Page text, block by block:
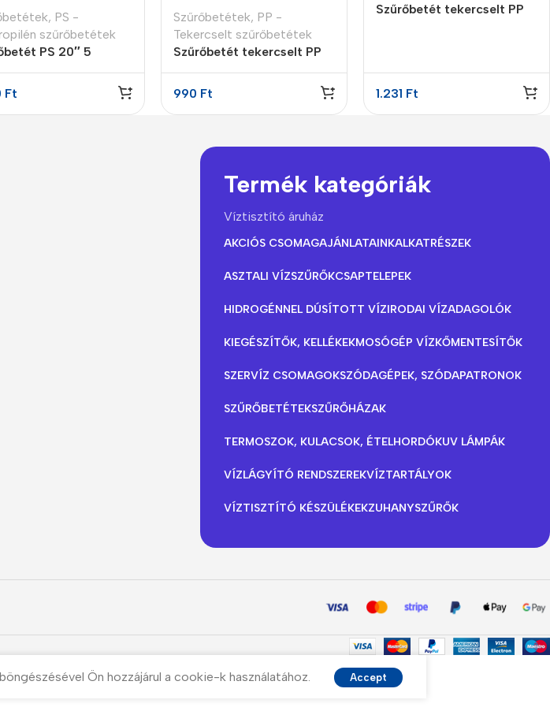
, PS -
szűrőbetétek
PS 20″ 5
Ft
Szűrőbetétek, PP -
Tekercselt szűrőbetétek
Szűrőbetét tekercselt PP
10″ 5 micron
990 Ft
Szűrőbetét tekercselt PP
1.231 Ft
Termék kategóriák
Víztisztító áruház
AKCIÓS CSOMAGAJÁNLATAINKALKATRÉSZEK
ASZTALI VÍZSZŰRŐKCSAPTELEPEK
HIDROGÉNNEL DÚSÍTOTT VÍZIRODAI VÍZADAGOLÓK
KIEGÉSZÍTŐK, KELLÉKEKMOSÓGÉP VÍZKŐMENTESÍTŐK
SZERVÍZ CSOMAGOKSZÓDAGÉPEK, SZÓDAPATRONOK
SZŰRŐBETÉTEKSZŰRŐHÁZAK
TERMOSZOK, KULACSOK, ÉTELHORDÓKUV LÁMPÁK
VÍZLÁGYÍTÓ RENDSZEREKVÍZTARTÁLYOK
VÍZTISZTÍTÓ KÉSZÜLÉKEKZUHANYSZŰRŐK
Ön hozzájárul a cookie-k használatához. Accept